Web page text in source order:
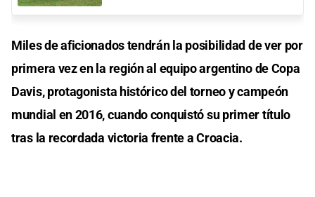
Miles de aficionados tendrán la posibilidad de ver por
primera vez en la región al equipo argentino de Copa
Davis, protagonista histórico del torneo y campeón
mundial en 2016, cuando conquistó su primer título
tras la recordada victoria frente a Croacia.